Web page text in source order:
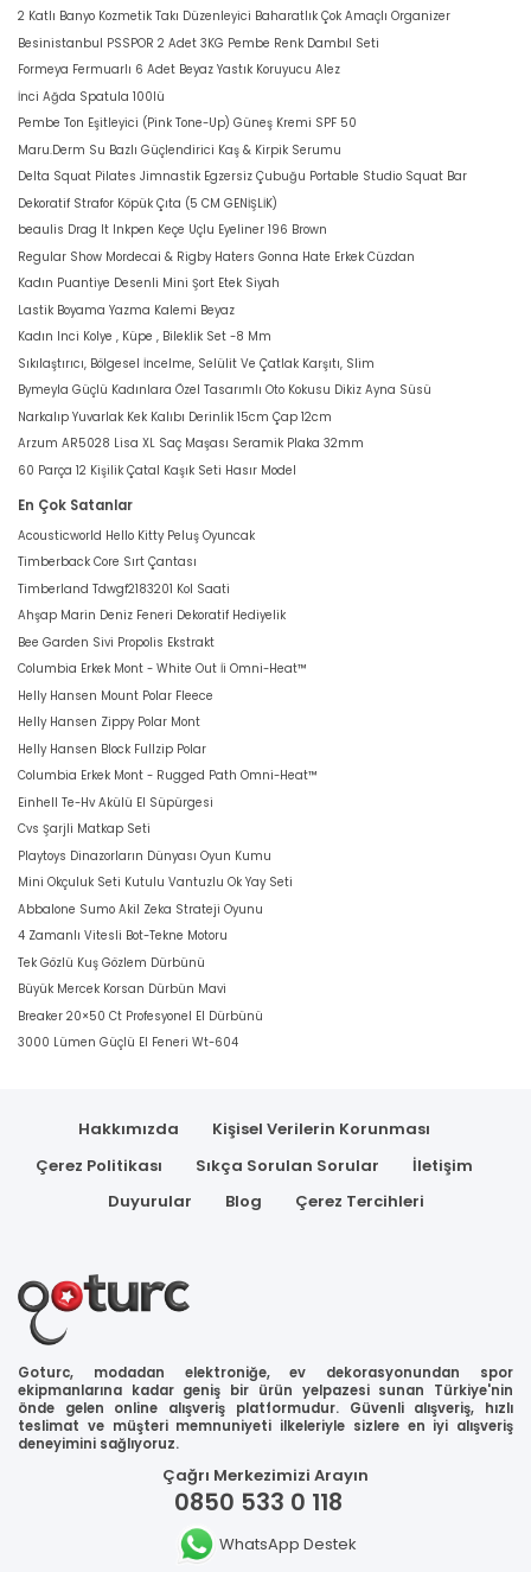
2 Katlı Banyo Kozmetik Takı Düzenleyici Baharatlık Çok Amaçlı Organizer
Besinistanbul PSSPOR 2 Adet 3KG Pembe Renk Dambıl Seti
Formeya Fermuarlı 6 Adet Beyaz Yastık Koruyucu Alez
İnci Ağda Spatula 100lü
Pembe Ton Eşitleyici (Pink Tone-Up) Güneş Kremi SPF 50
Maru.Derm Su Bazlı Güçlendirici Kaş & Kirpik Serumu
Delta Squat Pilates Jimnastik Egzersiz Çubuğu Portable Studio Squat Bar
Dekoratif Strafor Köpük Çıta (5 CM GENİŞLİK)
beaulis Drag It Inkpen Keçe Uçlu Eyeliner 196 Brown
Regular Show Mordecai & Rigby Haters Gonna Hate Erkek Cüzdan
Kadın Puantiye Desenli Mini Şort Etek Siyah
Lastik Boyama Yazma Kalemi Beyaz
Kadın Inci Kolye , Küpe , Bileklik Set -8 Mm
Sıkılaştırıcı, Bölgesel İncelme, Selülit Ve Çatlak Karşıtı, Slim
Bymeyla Güçlü Kadınlara Özel Tasarımlı Oto Kokusu Dikiz Ayna Süsü
Narkalıp Yuvarlak Kek Kalıbı Derinlik 15cm Çap 12cm
Arzum AR5028 Lisa XL Saç Maşası Seramik Plaka 32mm
60 Parça 12 Kişilik Çatal Kaşık Seti Hasır Model
En Çok Satanlar
Acousticworld Hello Kitty Peluş Oyuncak
Timberback Core Sırt Çantası
Timberland Tdwgf2183201 Kol Saati
Ahşap Marin Deniz Feneri Dekoratif Hediyelik
Bee Garden Sivi Propolis Ekstrakt
Columbia Erkek Mont - White Out İi Omni-Heat™
Helly Hansen Mount Polar Fleece
Helly Hansen Zippy Polar Mont
Helly Hansen Block Fullzip Polar
Columbia Erkek Mont - Rugged Path Omni-Heat™
Einhell Te-Hv Akülü El Süpürgesi
Cvs Şarjli Matkap Seti
Playtoys Dinazorların Dünyası Oyun Kumu
Mini Okçuluk Seti Kutulu Vantuzlu Ok Yay Seti
Abbalone Sumo Akil Zeka Strateji Oyunu
4 Zamanlı Vitesli Bot-Tekne Motoru
Tek Gözlü Kuş Gözlem Dürbünü
Büyük Mercek Korsan Dürbün Mavi
Breaker 20×50 Ct Profesyonel El Dürbünü
3000 Lümen Güçlü El Feneri Wt-604
Hakkımızda
Kişisel Verilerin Korunması
Çerez Politikası
Sıkça Sorulan Sorular
İletişim
Duyurular
Blog Çerez Tercihleri
Goturc, modadan elektroniğe, ev dekorasyonundan spor
ekipmanlarına kadar geniş bir ürün yelpazesi sunan Türkiye'nin
önde gelen online alışveriş platformudur. Güvenli alışveriş, hızlı
teslimat ve müşteri memnuniyeti ilkeleriyle sizlere en iyi alışveriş
deneyimini sağlıyoruz.
Çağrı Merkezimizi Arayın
0850 533 0 118
WhatsApp Destek